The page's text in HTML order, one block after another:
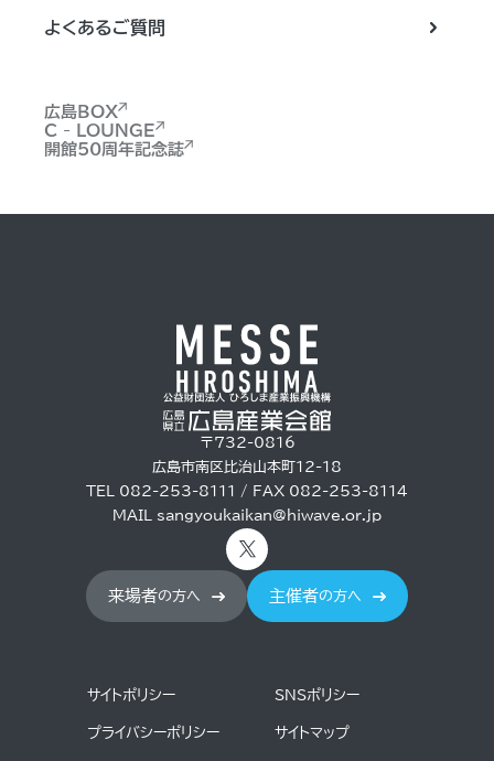
よくあるご質問
広島BOX
C - LOUNGE
開館50周年記念誌
〒732-0816
広島市南区比治山本町12-18
TEL 082-253-8111 / FAX 082-253-8114
MAIL sangyoukaikan@hiwave.or.jp
来場者の方へ 主催者の方へ
サイトポリシー SNSポリシー
プライバシーポリシー サイトマップ